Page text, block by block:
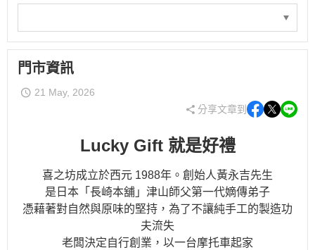
門市資訊
21 May, 2026
分享文章到
Lucky Gift 就是好禮
喜之坊成立於西元 1988年。創始人黃永吉先生
是日本「長崎本舖」津山師父第一代嫡傳弟子
憑藉著對自然與原味的堅持，為了不讓純手工的製造功
夫流失
老闆決定自行創業，以一台摩托車起家